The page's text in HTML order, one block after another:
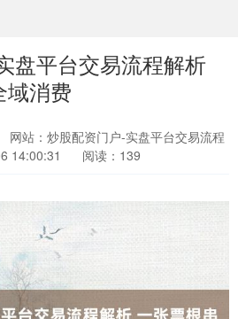
盘平台交易流程解析
域消费
网站：炒股配资门户-实盘平台交易流程
14:00:31 阅读：139